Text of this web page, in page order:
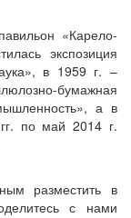
«Карело-
экспозиция
в 1959 г. –
бумажная
а в
по май 2014 г.
разместить в
с нами